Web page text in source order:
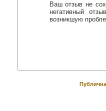
Ваш отзыв не
негативный
возникшую